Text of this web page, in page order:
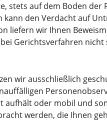
stets auf dem Boden
kann den Verdacht auf
liefern wir Ihnen
Gerichtsverfahren
wir ausschließlich
aufhält oder mobil und
werden, die Ihnen